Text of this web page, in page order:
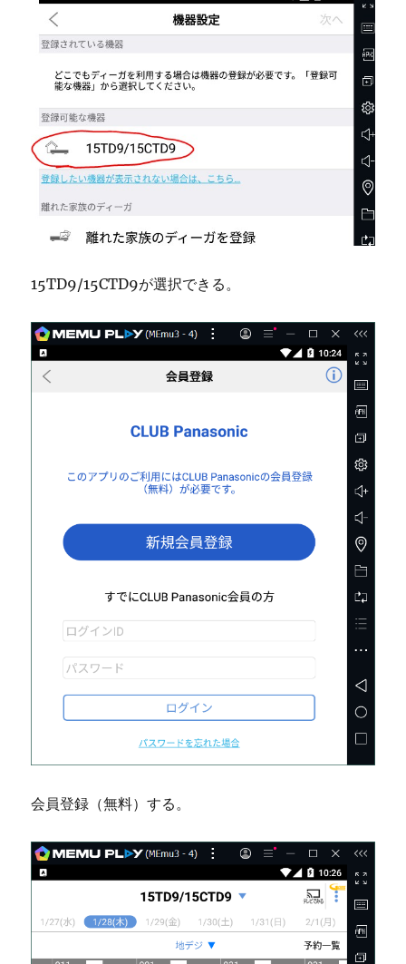
15TD9/15CTD9が選択できる。
会員登録（無料）する。